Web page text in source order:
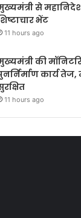
से
भेंट
11 hours ago
की
कार्य
11 hours ago